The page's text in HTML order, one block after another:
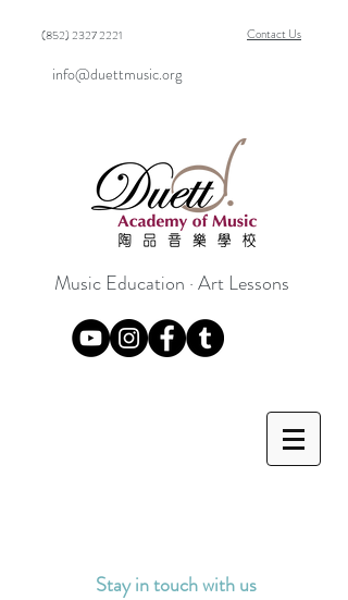
Contact Us
(852) 2327 2221
info@duettmusic.org
Music Education · Art Lessons
Stay in touch with us